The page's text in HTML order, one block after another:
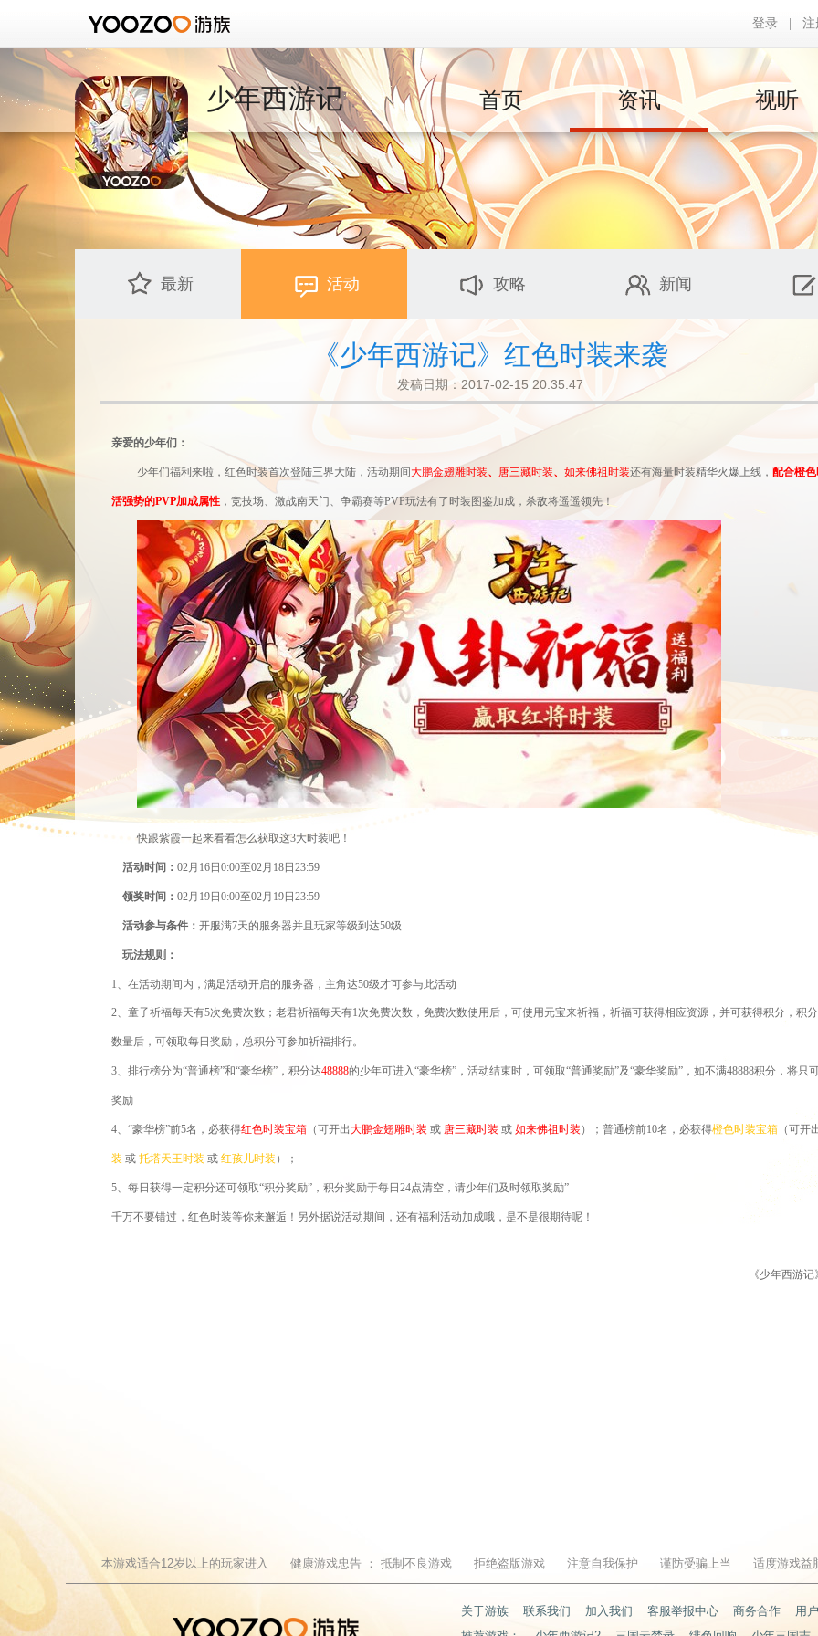
登录 注
少年西游记 首页 资讯 视听
最新 活动 攻略 新闻
《少年西游记》红色时装来袭
发稿日期：2017-02-15 20:35:47
亲爱的少年们：
少年们福利来啦，红色时装首次登陆三界大陆，活动期间大鹏金翅雕时装、 唐三藏时装、 如来佛祖时装还有海量时装精华火爆上线， 配合橙
活强势的PVP加成属性 ，竞技场、激战南天门、争霸赛等PVP玩法有了时装图鉴加成，杀敌将遥遥领先！
快跟紫霞一起来看看怎么获取这3大时装吧！
活动时间： 02月 16日 0:00至02月 18日 23:59
领奖时间： 02月 19日 0:00至02月 19日 23:59
活动参与条件： 开服满7天的服务器并且玩家等级到达50级
玩法规则：
1、在活动期间内，满足活动开启的服务器，主角达50级才可参与此活动
2、童子祈福每天有5次免费次数；老君祈福每天有1次免费次数，免费次数使用后，可使用元宝来祈福，祈福可获得相应资源，并可获得积分，积
数量后，可领取每日奖励，总积分可参加祈福排行。
3、排行榜分为“普通榜”和“豪华榜”，积分达48888的少年可进入“豪华榜”，活动结束时，可领取“普通奖励”及“豪华奖励”，如不满48888积分，将只
奖励
4、“豪华榜”前5名，必获得红色时装宝箱 （可开出大鹏金翅雕时装 或 唐三藏时装 或 如来佛祖时装 ）；普通榜前10名，必获得橙色时装宝箱 （可开
装 或 托塔天王时装 或 红孩儿时装 ）；
5、每日获得一定积分还可领取“积分奖励”，积分奖励于每日24点清空，请少年们及时领取奖励”
千万不要错过，红色时装等你来邂逅！ 另外据说活动期间，还有福利活动加成哦，是不是很期待呢！
《少年西游
本游戏适合12岁以上的玩家进入 健康游戏忠告 ： 抵制不良游戏 拒绝盗版游戏 注意自我保护 谨防受骗上当 适度游戏益
关于游族 联系我们 加入我们 客服举报中心 商务合作
用